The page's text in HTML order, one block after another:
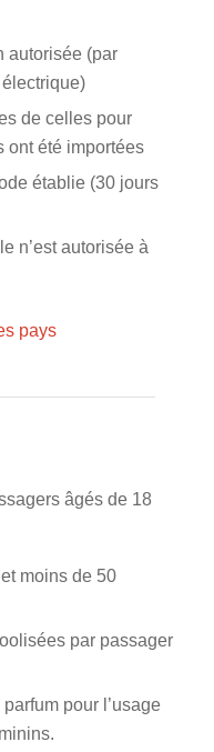
autorisée (par
de celles pour
ont été importées
établie (30 jours
n’est autorisée à
pays
âgés de 18
moins de 50
par passager
pour l’usage